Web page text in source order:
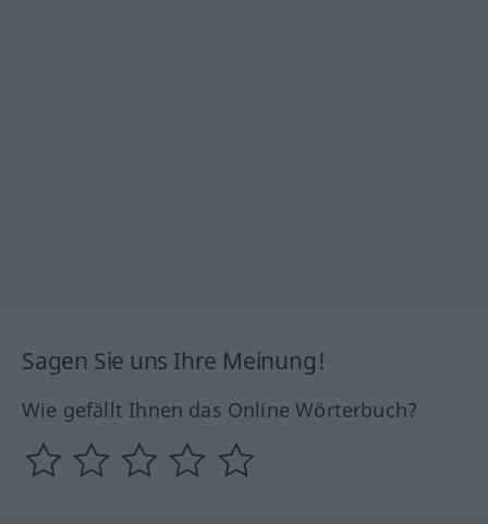
Sagen Sie uns Ihre Meinung!
Wie gefällt Ihnen das Online Wörterbuch?